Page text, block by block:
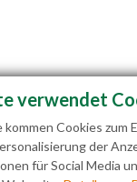
verwendet
Cookies zum
der
für Social Media